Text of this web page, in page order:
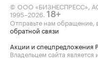
© ООО «БИЗНЕСПРЕСС»,
1995–2026. 18+
Отправьте нам обращение,
обратной связи
Акции и спецпредложения
Владельцем сайта